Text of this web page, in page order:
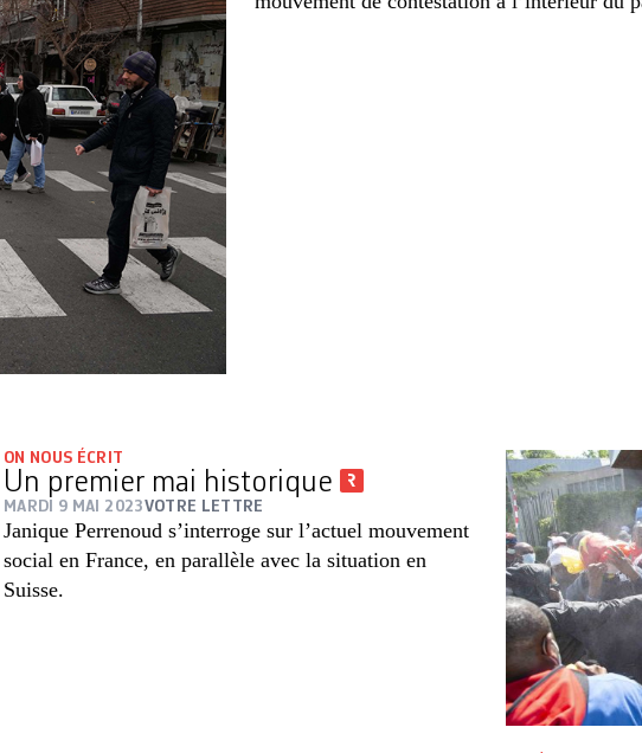
ON NOUS ÉCRIT
Un premier mai historique
MARDI 9 MAI 2023VOTRE LETTRE
Janique Perrenoud s’interroge sur l’actuel mouvement
social en France, en parallèle avec la situation en
Suisse.